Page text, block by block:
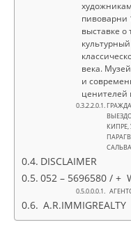
пивоварни
выставке
века.
и
ценителей
КИПРЕ,
DISCLAIMER
052 – 5696580 / +
A.R.IMMIGREALTY